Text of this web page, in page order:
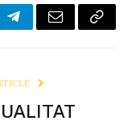
TelegramEmail Copy